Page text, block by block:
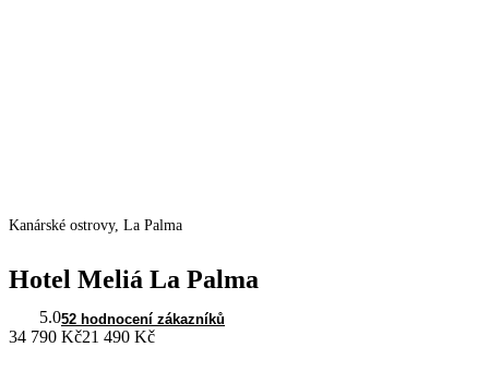
Kanárské ostrovy, La Palma
Hotel Meliá La Palma
5.052 hodnocení zákazníků
34 790 Kč21 490 Kč